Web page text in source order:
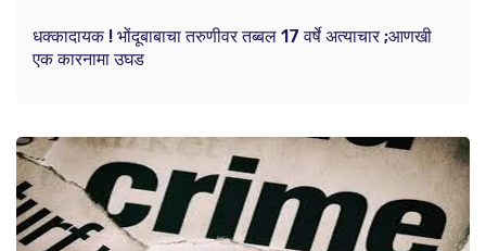
धक्कादायक ! भोंदूबाबाचा तरुणीवर तब्बल 17 वर्षे अत्याचार ;आणखी
एक कारनामा उघड